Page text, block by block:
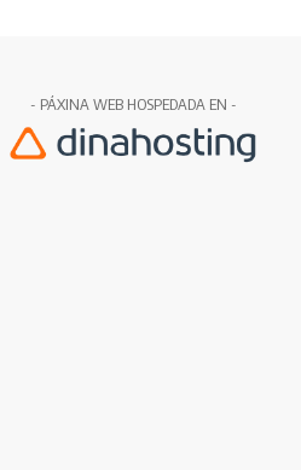
- PÁXINA WEB HOSPEDADA EN -